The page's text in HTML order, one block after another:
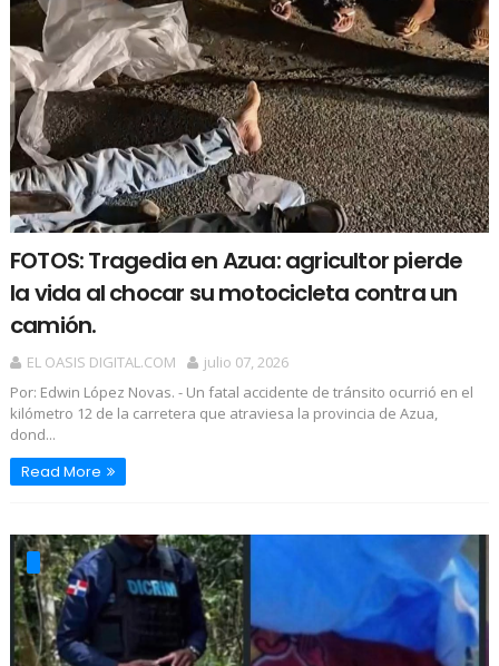
FOTOS: Tragedia en Azua: agricultor pierde
la vida al chocar su motocicleta contra un
camión.
EL OASIS DIGITAL.COM
julio 07, 2026
Por: Edwin López Novas. - Un fatal accidente de tránsito ocurrió en el
kilómetro 12 de la carretera que atraviesa la provincia de Azua,
dond...
Read More